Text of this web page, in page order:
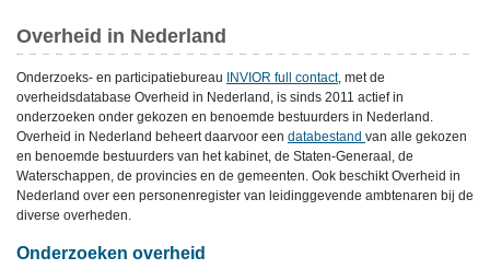
Overheid in Nederland
Onderzoeks- en participatiebureau INVIOR full contact, met de
overheidsdatabase Overheid in Nederland, is sinds 2011 actief in
onderzoeken onder gekozen en benoemde bestuurders in Nederland.
Overheid in Nederland beheert daarvoor een databestand van alle gekozen
en benoemde bestuurders van het kabinet, de Staten-Generaal, de
Waterschappen, de provincies en de gemeenten. Ook beschikt Overheid in
Nederland over een personenregister van leidinggevende ambtenaren bij de
diverse overheden.
Onderzoeken overheid